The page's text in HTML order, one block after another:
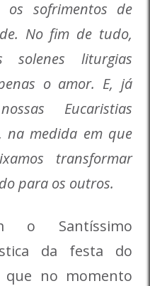
sofrimentos de
No fim de tudo,
solenes liturgias
o amor. E, já
Eucaristias
na medida em que
transformar
para os outros.
o Santíssimo
da festa do
que no momento